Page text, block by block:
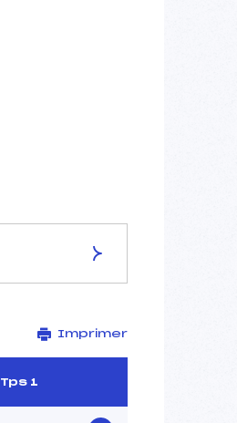
SOLDIER HOLLOW
12.5 km
Imprimer
Tps 1